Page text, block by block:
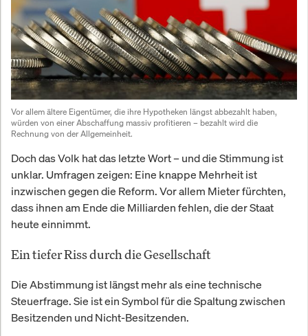
Vor allem ältere Eigentümer, die ihre Hypotheken längst abbezahlt haben,
würden von einer Abschaffung massiv profitieren – bezahlt wird die
Rechnung von der Allgemeinheit.
Doch das Volk hat das letzte Wort – und die Stimmung ist
unklar. Umfragen zeigen: Eine knappe Mehrheit ist
inzwischen gegen die Reform. Vor allem Mieter fürchten,
dass ihnen am Ende die Milliarden fehlen, die der Staat
heute einnimmt.
Ein tiefer Riss durch die Gesellschaft
Die Abstimmung ist längst mehr als eine technische
Steuerfrage. Sie ist ein Symbol für die Spaltung zwischen
Besitzenden und Nicht-Besitzenden.